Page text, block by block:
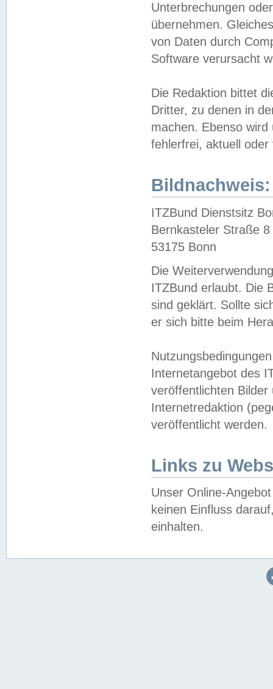
Unterbrechungen
übernehmen.
von Daten durch
Software verursacht
Die Redaktion bittet
Dritter, zu denen in
machen. Ebenso
fehlerfrei, aktuell oder
Bildnachweis:
ITZBund Dienstsitz
Bernkasteler Straße 8
53175 Bonn
Die
ITZBund erlaubt. Die
sind geklärt. Sollte
er sich bitte beim
Internetangebot des
veröffentlichten
Internetredaktion
veröffentlicht werden.
Links zu
Unser Online-
keinen Einfluss
einhalten.